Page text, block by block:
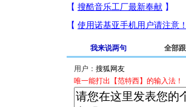
我来说两句 全部
用户：
唯一能打出【范特西】的输入法！